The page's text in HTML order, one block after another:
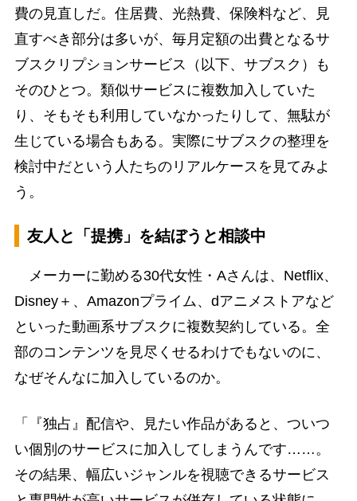
費の見直しだ。住居費、光熱費、保険料など、見
直すべき部分は多いが、毎月定額の出費となるサ
ブスクリプションサービス（以下、サブスク）も
そのひとつ。類似サービスに複数加入していた
り、そもそも利用していなかったりして、無駄が
生じている場合もある。実際にサブスクの整理を
検討中だという人たちのリアルケースを見てみよ
う。
友人と「提携」を結ぼうと相談中
メーカーに勤める30代女性・Aさんは、Netflix、
Disney＋、Amazonプライム、dアニメストアなど
といった動画系サブスクに複数契約している。全
部のコンテンツを見尽くせるわけでもないのに、
なぜそんなに加入しているのか。
「『独占』配信や、見たい作品があると、ついつ
い個別のサービスに加入してしまうんです……。
その結果、幅広いジャンルを視聴できるサービス